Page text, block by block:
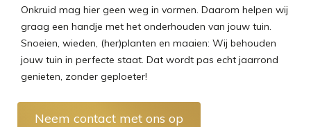
Onkruid mag hier geen weg in vormen. Daarom helpen wij
graag een handje met het onderhouden van jouw tuin.
Snoeien, wieden, (her)planten en maaien: Wij behouden
jouw tuin in perfecte staat. Dat wordt pas echt jaarrond
genieten, zonder geploeter!
Neem contact met ons op